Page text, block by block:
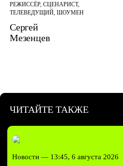
РЕЖИССЁР, СЦЕНАРИСТ,
ТЕЛЕВЕДУЩИЙ, ШОУМЕН
Сергей
Мезенцев
ЧИТАЙТЕ ТАКЖЕ
Новости — 13:45, 6 августа 2026